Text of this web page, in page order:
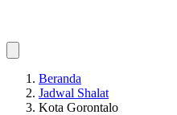
Beranda
Jadwal Shalat
Kota Gorontalo